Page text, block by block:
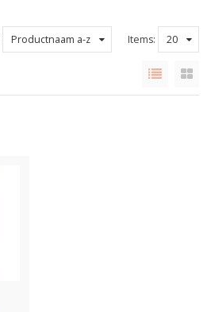
Productnaam a-z Items: 20